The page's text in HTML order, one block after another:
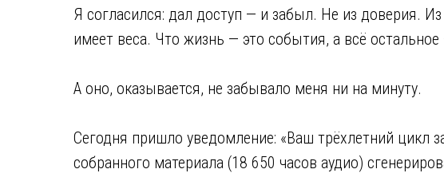
Я согласился: дал доступ — и забыл. Не из доверия.
имеет веса. Что жизнь — это события, а всё
А оно, оказывается, не забывало меня ни на минуту.
Сегодня пришло уведомление: «Ваш трёхлетний цикл
собранного материала (18 650 часов аудио)